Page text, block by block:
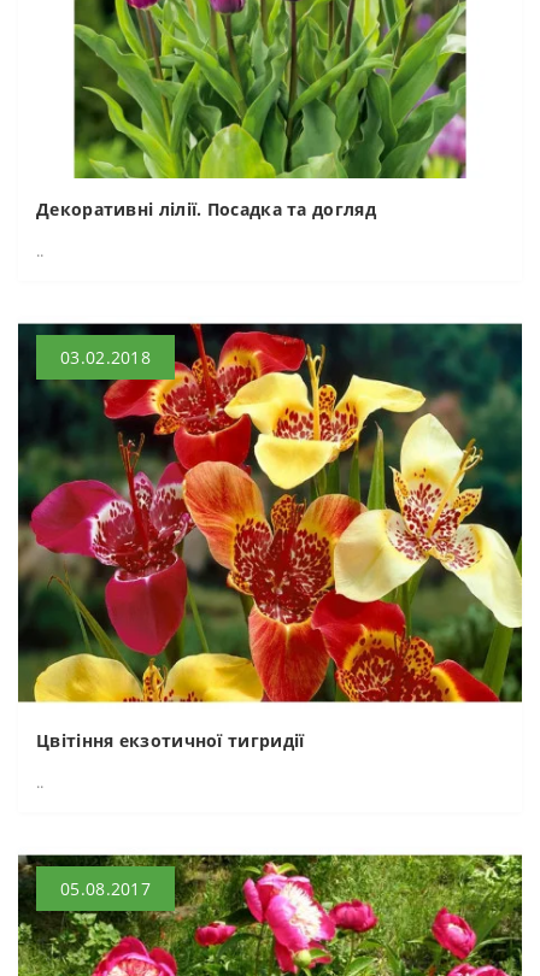
Декоративні лілії. Посадка та догляд
..
03.02.2018
Цвітіння екзотичної тигридії
..
05.08.2017